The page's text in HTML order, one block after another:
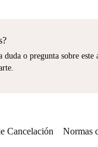
duda o pregunta sobre este
Cancelación Normas